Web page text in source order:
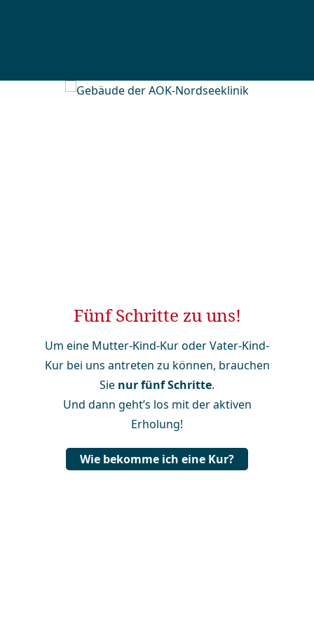
Fünf Schritte zu uns!
Um eine Mutter-Kind-Kur oder Vater-Kind-
Kur bei uns antreten zu können, brauchen
Sie nur fünf Schritte.
Und dann geht’s los mit der aktiven
Erholung!
Wie bekomme ich eine Kur?